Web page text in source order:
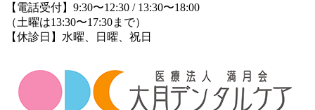
【電話受付】9:30〜12:30 / 13:30〜18:00
（土曜は13:30〜17:30まで）
【休診日】水曜、日曜、祝日